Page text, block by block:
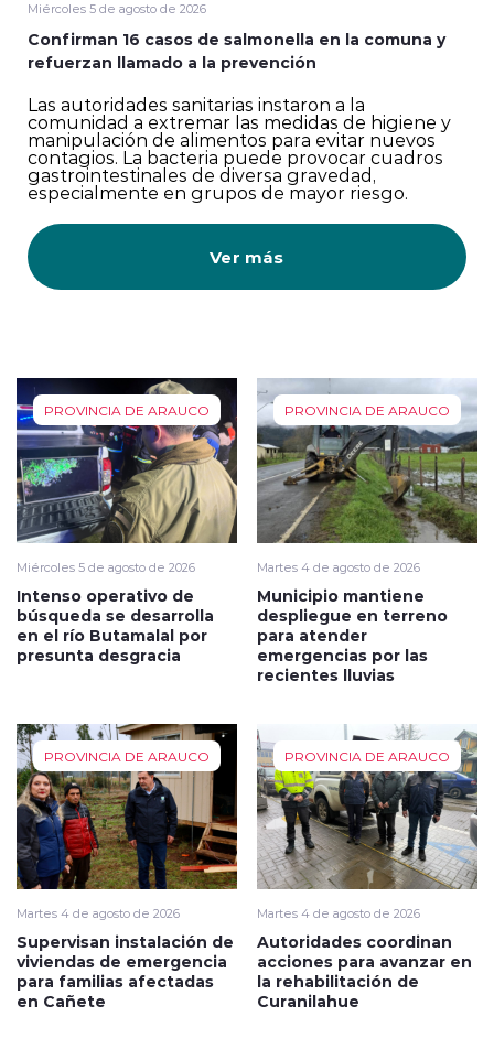
Miércoles 5 de agosto de 2026
Confirman 16 casos de salmonella en la comuna y
refuerzan llamado a la prevención
Las autoridades sanitarias instaron a la
comunidad a extremar las medidas de higiene y
manipulación de alimentos para evitar nuevos
contagios. La bacteria puede provocar cuadros
gastrointestinales de diversa gravedad,
especialmente en grupos de mayor riesgo.
Ver más
PROVINCIA DE ARAUCO
Miércoles 5 de agosto de 2026
Intenso operativo de
búsqueda se desarrolla
en el río Butamalal por
presunta desgracia
PROVINCIA DE ARAUCO
Martes 4 de agosto de 2026
Municipio mantiene
despliegue en terreno
para atender
emergencias por las
recientes lluvias
PROVINCIA DE ARAUCO
Martes 4 de agosto de 2026
Supervisan instalación de
viviendas de emergencia
para familias afectadas
en Cañete
PROVINCIA DE ARAUCO
Martes 4 de agosto de 2026
Autoridades coordinan
acciones para avanzar en
la rehabilitación de
Curanilahue